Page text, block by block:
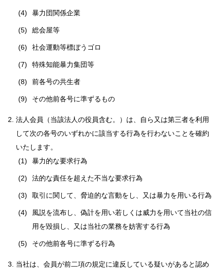
暴力団関係企業
総会屋等
社会運動等標ぼうゴロ
特殊知能暴力集団等
前各号の共生者
その他前各号に準ずるもの
法人会員（当該法人の役員含む。）は、自ら又は第三者を利用
して次の各号のいずれかに該当する行為を行わないことを確約
いたします。
暴力的な要求行為
法的な責任を超えた不当な要求行為
取引に関して、脅迫的な言動をし、又は暴力を用いる行為
風説を流布し、偽計を用い若しくは威力を用いて当社の信
用を毀損し、又は当社の業務を妨害する行為
その他前各号に準ずる行為
当社は、会員が前二項の規定に違反している疑いがあると認め